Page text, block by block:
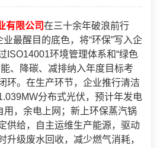
有限公司在三十余年破浪前行
业最醒目的底色，将“环保”写入企
ISO14001环境管理体系和“绿色
、降碳、减排纳入年度目标考
环。在生产环节，企业推行清洁
分布式光伏，预计年发电
用，余电上网；新上环保蒸汽锅
供给，自主运维生产能源，驱动
升级废水回收，减少燃气消耗，